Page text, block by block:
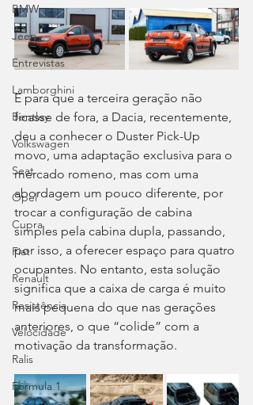
BMW
Jeep
Entrevistas
Lamborghini
Bentley
Volkswagen
Seat
Opel
Cupra
Fiat
Renault
Resistência
Velocidade
Ralis
Fórmula 1
E para que a terceira geração não
ficasse de fora, a Dacia, recentemente,
deu a conhecer o Duster Pick-Up
movo, uma adaptação exclusiva para o
mercado romeno, mas com uma
abordagem um pouco diferente, por
trocar a configuração de cabina
simples pela cabina dupla, passando,
por isso, a oferecer espaço para quatro
ocupantes. No entanto, esta solução
significa que a caixa de carga é muito
mais pequena do que nas gerações
anteriores, o que “colide” com a
motivação da transformação.